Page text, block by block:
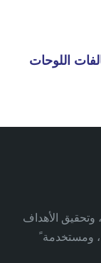
اللوحات
وتحقيق الأهداف
، ومستخدمة